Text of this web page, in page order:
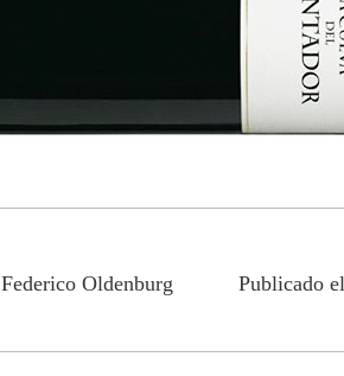
Federico Oldenburg Publicado